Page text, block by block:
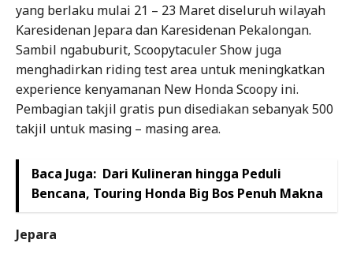
yang berlaku mulai 21 – 23 Maret diseluruh wilayah
Karesidenan Jepara dan Karesidenan Pekalongan.
Sambil ngabuburit, Scoopytaculer Show juga
menghadirkan riding test area untuk meningkatkan
experience kenyamanan New Honda Scoopy ini.
Pembagian takjil gratis pun disediakan sebanyak 500
takjil untuk masing – masing area.
Baca Juga: Dari Kulineran hingga Peduli
Bencana, Touring Honda Big Bos Penuh Makna
Jepara